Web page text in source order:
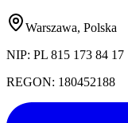
Warszawa, Polska
NIP: PL 815 173 84 17
REGON: 180452188